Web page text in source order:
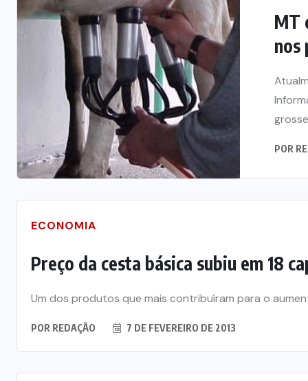
MT
nos
POR
ECONOMIA
Preço da cesta básica subiu em 18
Um dos produtos que mais contribuíram para o
POR REDAÇÃO 7 DE FEVEREIRO DE 2013
DE 2026 6 DE AGOSTO DE